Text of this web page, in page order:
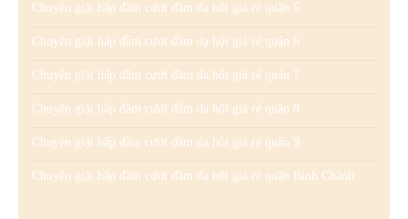
Chuyên giặt hấp đầm cưới đầm dạ hội giá rẻ quận 5
Chuyên giặt hấp đầm cưới đầm dạ hội giá rẻ quận 6
Chuyên giặt hấp đầm cưới đầm dạ hội giá rẻ quận 7
Chuyên giặt hấp đầm cưới đầm dạ hội giá rẻ quận 8
Chuyên giặt hấp đầm cưới đầm dạ hội giá rẻ quận 9
Chuyên giặt hấp đầm cưới đầm dạ hội giá rẻ quận Bình Chánh